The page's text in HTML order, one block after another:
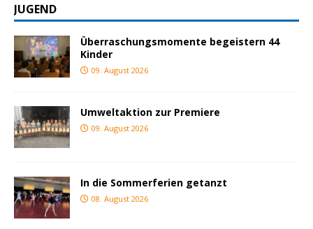
JUGEND
Überraschungsmomente begeistern 44
Kinder
09. August 2026
Umweltaktion zur Premiere
09. August 2026
In die Sommerferien getanzt
08. August 2026